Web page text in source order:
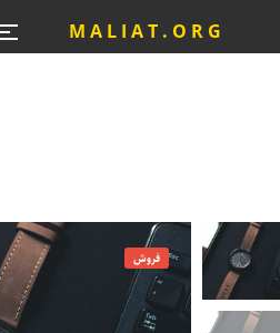
M A L I A T . O R G
فروش